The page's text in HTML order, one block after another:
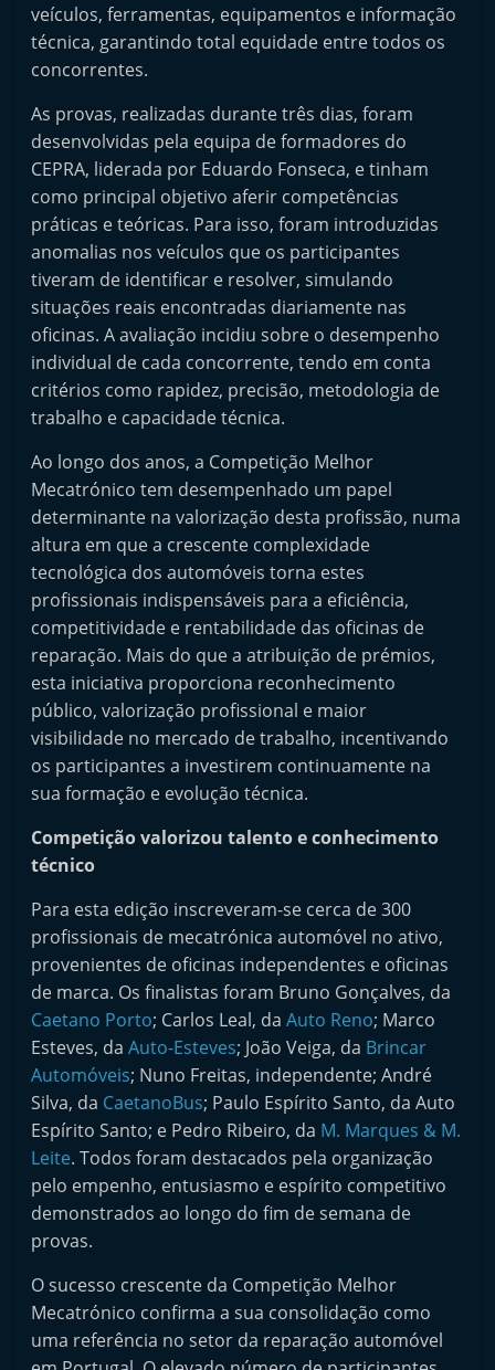
veículos, ferramentas, equipamentos e informação
técnica, garantindo total equidade entre todos os
concorrentes.
As provas, realizadas durante três dias, foram
desenvolvidas pela equipa de formadores do
CEPRA, liderada por Eduardo Fonseca, e tinham
como principal objetivo aferir competências
práticas e teóricas. Para isso, foram introduzidas
anomalias nos veículos que os participantes
tiveram de identificar e resolver, simulando
situações reais encontradas diariamente nas
oficinas. A avaliação incidiu sobre o desempenho
individual de cada concorrente, tendo em conta
critérios como rapidez, precisão, metodologia de
trabalho e capacidade técnica.
Ao longo dos anos, a Competição Melhor
Mecatrónico tem desempenhado um papel
determinante na valorização desta profissão, numa
altura em que a crescente complexidade
tecnológica dos automóveis torna estes
profissionais indispensáveis para a eficiência,
competitividade e rentabilidade das oficinas de
reparação. Mais do que a atribuição de prémios,
esta iniciativa proporciona reconhecimento
público, valorização profissional e maior
visibilidade no mercado de trabalho, incentivando
os participantes a investirem continuamente na
sua formação e evolução técnica.
Competição valorizou talento e conhecimento
técnico
Para esta edição inscreveram-se cerca de 300
profissionais de mecatrónica automóvel no ativo,
provenientes de oficinas independentes e oficinas
de marca. Os finalistas foram Bruno Gonçalves, da
Caetano Porto; Carlos Leal, daAuto Reno; Marco
Esteves, daAuto-Esteves; João Veiga, da Brincar
Automóveis; Nuno Freitas, independente; André
Silva, da CaetanoBus; Paulo Espírito Santo, da Auto
Espírito Santo; e Pedro Ribeiro, da M. Marques & M.
Leite. Todos foram destacados pela organização
pelo empenho, entusiasmo e espírito competitivo
demonstrados ao longo do fim de semana de
provas.
O sucesso crescente da Competição Melhor
Mecatrónico confirma a sua consolidação como
uma referência no setor da reparação automóvel